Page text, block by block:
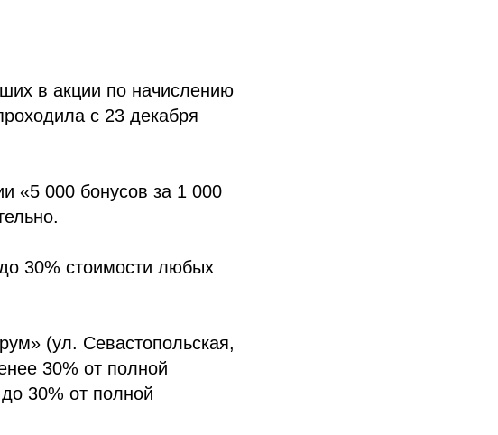
в акции по начислению
с 23 декабря
«5 000 бонусов за 1 000
30% стоимости любых
(ул. Севастопольская,
30% от полной
30% от полной